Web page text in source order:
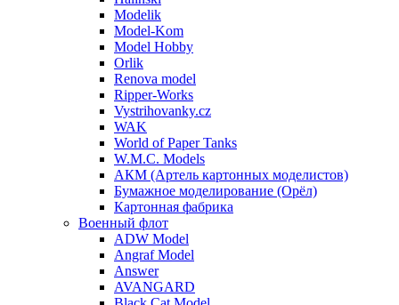
Modelik
Model-Kom
Model Hobby
Orlik
Renova model
Ripper-Works
Vystrihovanky.cz
WAK
World of Paper Tanks
W.M.C. Models
АКМ (Артель картонных моделистов)
Бумажное моделирование (Орёл)
Картонная фабрика
Военный флот
ADW Model
Angraf Model
Answer
AVANGARD